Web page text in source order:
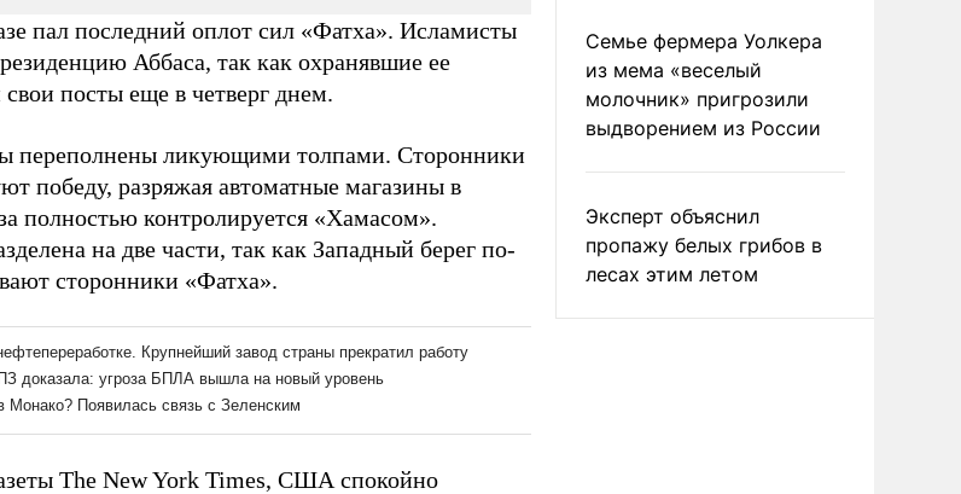
пал последний оплот сил «Фатха». Исламисты
резиденцию Аббаса, так как охранявшие ее
посты еще в четверг днем.
переполнены ликующими толпами. Сторонники
победу, разряжая автоматные магазины в
полностью контролируется «Хамасом».
на две части, так как Западный берег по-
сторонники «Фатха».
The New York Times, США спокойно
Семье фермера Уолкера
из мема «веселый
молочник» пригрозили
выдворением из России
Эксперт объяснил
пропажу белых грибов в
лесах этим летом